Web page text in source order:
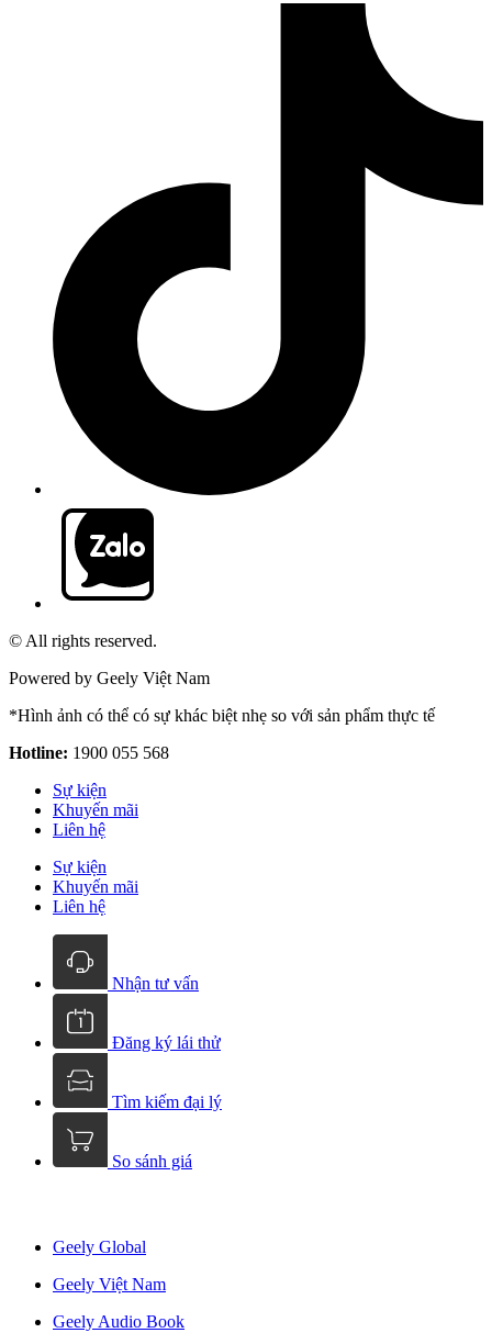
© All rights reserved.
Powered by Geely Việt Nam
*Hình ảnh có thể có sự khác biệt nhẹ so với sản phẩm thực tế
Hotline: 1900 055 568
Sự kiện
Khuyến mãi
Liên hệ
Sự kiện
Khuyến mãi
Liên hệ
Nhận tư vấn
Đăng ký lái thử
Tìm kiếm đại lý
So sánh giá
Geely Global
Geely Việt Nam
Geely Audio Book